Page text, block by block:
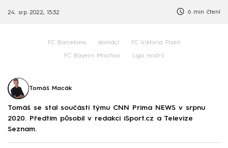
24. srp 2022, 15:32 6 min čtení
FC Barcelona domácí FC Viktoria Plzeň
FC Bayern Mnichov Liga mistrů
Tomáš Macák
Tomáš se stal součástí týmu CNN Prima NEWS v srpnu
2020. Předtím působil v redakci iSport.cz a Televize
Seznam.